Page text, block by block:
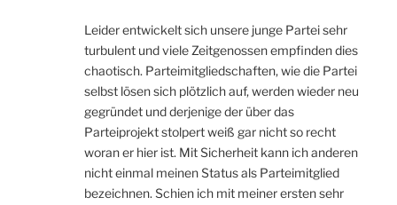
Leider entwickelt sich unsere junge Partei sehr
turbulent und viele Zeitgenossen empfinden dies
chaotisch. Parteimitgliedschaften, wie die Partei
selbst lösen sich plötzlich auf, werden wieder neu
gegründet und derjenige der über das
Parteiprojekt stolpert weiß gar nicht so recht
woran er hier ist. Mit Sicherheit kann ich anderen
nicht einmal meinen Status als Parteimitglied
bezeichnen. Schien ich mit meiner ersten sehr